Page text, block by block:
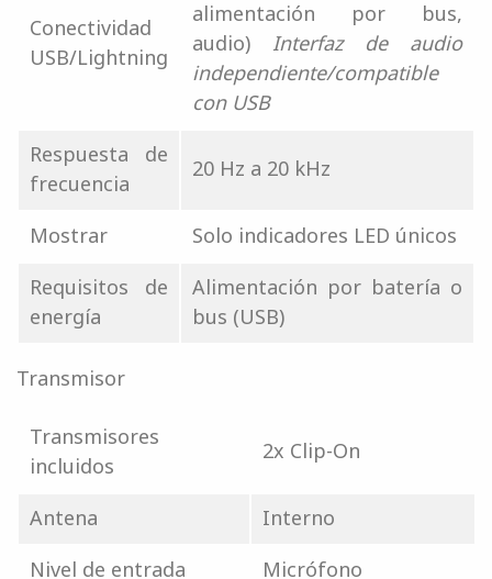
Conectividad
USB/Lightning
alimentación por bus,
audio) Interfaz de audio
independiente/compatible
con USB
Respuesta de
frecuencia
20 Hz a 20 kHz
Mostrar
Solo indicadores LED únicos
Requisitos de
energía
Alimentación por batería o
bus (USB)
Transmisor
Transmisores
incluidos
2x Clip-On
Antena
Interno
Nivel de entrada
Micrófono